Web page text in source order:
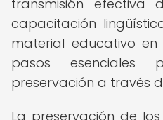
transmisión efectiva
capacitación
material educativo
pasos esenciales
preservación a través
La preservación de